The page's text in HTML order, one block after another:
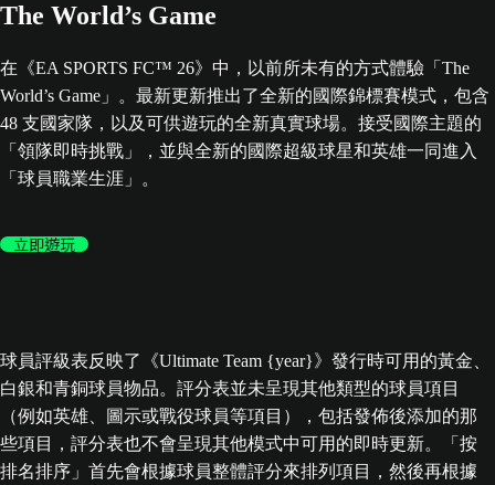
The World’s Game
在《EA SPORTS FC™ 26》中，以前所未有的方式體驗「The
World’s Game」。最新更新推出了全新的國際錦標賽模式，包含
48 支國家隊，以及可供遊玩的全新真實球場。接受國際主題的
「領隊即時挑戰」，並與全新的國際超級球星和英雄一同進入
「球員職業生涯」。
立即遊玩
球員評級表反映了《Ultimate Team {year}》發行時可用的黃金、
白銀和青銅球員物品。評分表並未呈現其他類型的球員項目
（例如英雄、圖示或戰役球員等項目），包括發佈後添加的那
些項目，評分表也不會呈現其他模式中可用的即時更新。「按
排名排序」首先會根據球員整體評分來排列項目，然後再根據